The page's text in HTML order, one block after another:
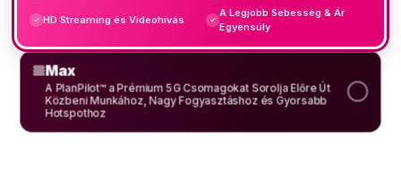
✓ HD Streaming és Videohívás ✓
A Legjobb Sebesség & Ár
Egyensúly
Max
A PlanPilot™ a Prémium 5G Csomagokat Sorolja Előre Út
Közbeni Munkához, Nagy Fogyasztáshoz és Gyorsabb
Hotspothoz